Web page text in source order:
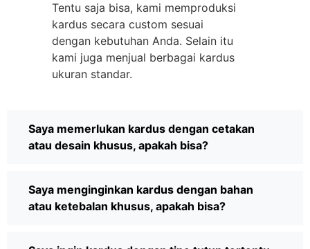
Tentu saja bisa, kami memproduksi
kardus secara custom sesuai
dengan kebutuhan Anda. Selain itu
kami juga menjual berbagai kardus
ukuran standar.
Saya memerlukan kardus dengan cetakan
atau desain khusus, apakah bisa?
Saya menginginkan kardus dengan bahan
atau ketebalan khusus, apakah bisa?